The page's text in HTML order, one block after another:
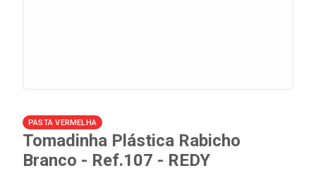
PASTA VERMELHA
Tomadinha Plástica Rabicho
Branco - Ref.107 - REDY